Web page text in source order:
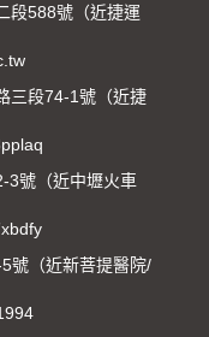
段588號（近捷運
三段74-1號（近捷
3號（近中壢火車
號（近新菩提醫院/